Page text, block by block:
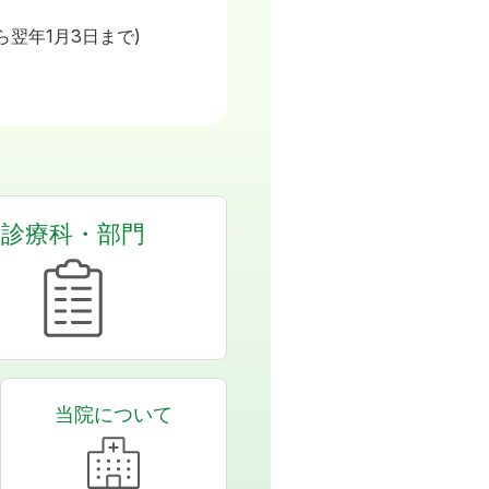
翌年1月3日まで)
診療科・部門
当院について